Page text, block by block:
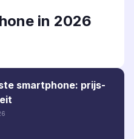
in 2026
smartphone: prijs-